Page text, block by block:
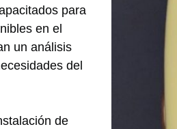
para
en el
un análisis
del
de